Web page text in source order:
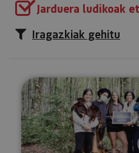
Jarduera ludikoak
Iragazkiak gehitu